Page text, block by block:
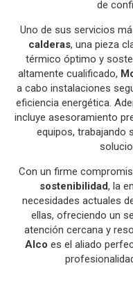
de
Uno de sus servicios
calderas, una pieza
térmico óptimo y
altamente cualificado,
a cabo instalaciones
eficiencia energética.
incluye asesoramiento
equipos, trabajando
Con un firme
sostenibilidad, la
necesidades actuales
ellas, ofreciendo un
atención cercana y
Alco es el aliado